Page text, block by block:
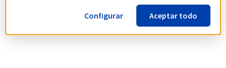
Configurar Aceptar todo